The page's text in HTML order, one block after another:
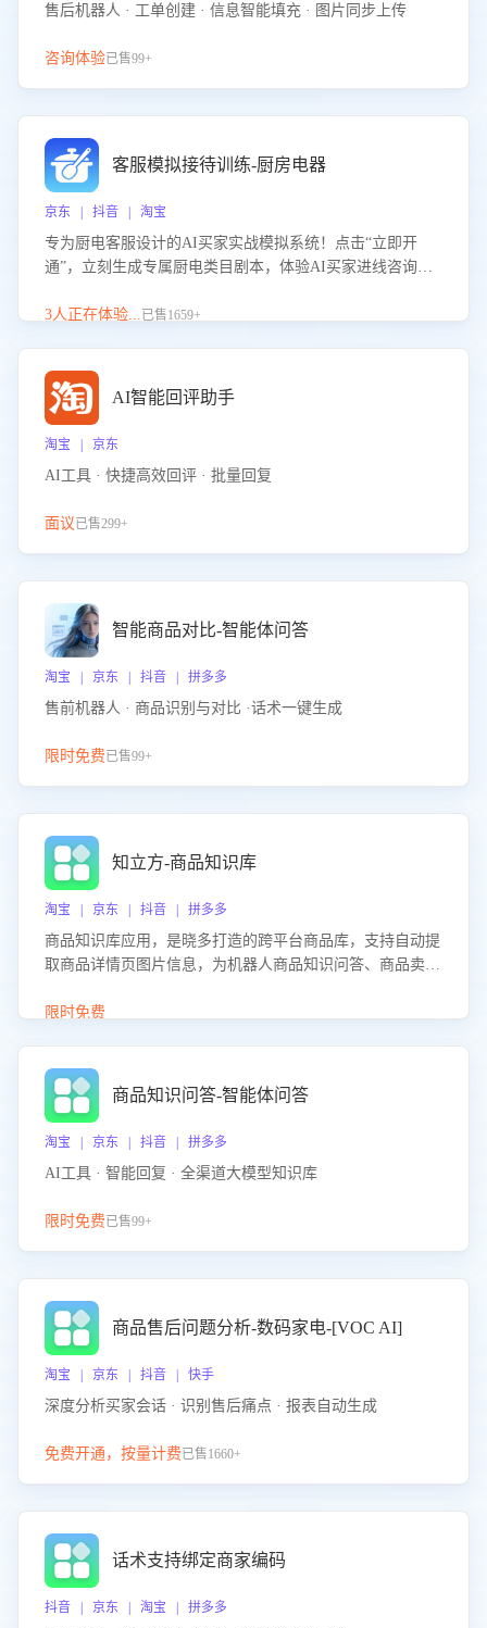
售后机器人 · 工单创建 · 信息智能填充 · 图片同步上传
咨询体验已售99+
客服模拟接待训练-厨房电器
京东 | 抖音 | 淘宝
专为厨电客服设计的AI买家实战模拟系统！点击“立即开
通”，立刻生成专属厨电类目剧本，体验AI买家进线咨询真
实场景应对技巧！
3人正在体验...已售1659+
AI智能回评助手
淘宝 | 京东
AI工具 · 快捷高效回评 · 批量回复
面议已售299+
智能商品对比-智能体问答
淘宝 | 京东 | 抖音 | 拼多多
售前机器人 · 商品识别与对比 ·话术一键生成
限时免费已售99+
知立方-商品知识库
淘宝 | 京东 | 抖音 | 拼多多
商品知识库应用，是晓多打造的跨平台商品库，支持自动提
取商品详情页图片信息，为机器人商品知识问答、商品卖点
限时免费
商品知识问答-智能体问答
淘宝 | 京东 | 抖音 | 拼多多
AI工具 · 智能回复 · 全渠道大模型知识库
限时免费已售99+
商品售后问题分析-数码家电-[VOC AI]
淘宝 | 京东 | 抖音 | 快手
深度分析买家会话 · 识别售后痛点 · 报表自动生成
免费开通，按量计费已售1660+
话术支持绑定商家编码
抖音 | 京东 | 淘宝 | 拼多多